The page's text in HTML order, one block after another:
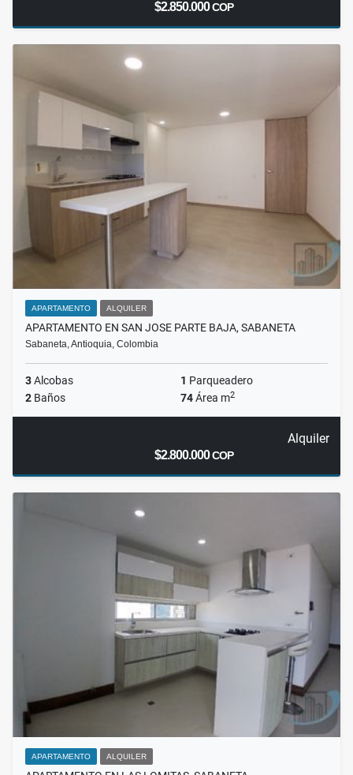
$2.850.000COP
APARTAMENTO ALQUILER
APARTAMENTO EN SAN JOSE PARTE BAJA, SABANETA
Sabaneta, Antioquia, Colombia
3Alcobas 1 Parqueadero
2 Baños 74Área m2
Alquiler
$2.800.000COP
APARTAMENTO ALQUILER